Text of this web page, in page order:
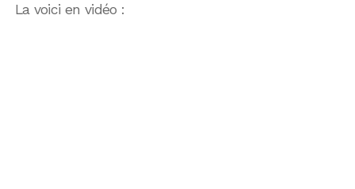
La voici en vidéo :